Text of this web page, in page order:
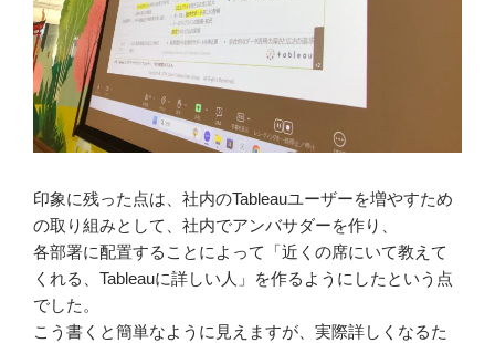
印象に残った点は、社内のTableauユーザーを増やすため
の取り組みとして、社内でアンバサダーを作り、
各部署に配置することによって「近くの席にいて教えて
くれる、Tableauに詳しい人」を作るようにしたという点
でした。
こう書くと簡単なように見えますが、実際詳しくなるた